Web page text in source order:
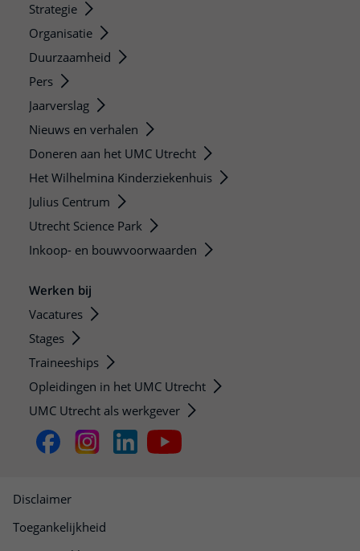
Strategie
Organisatie
Duurzaamheid
Pers
Jaarverslag
Nieuws en verhalen
Doneren aan het UMC Utrecht
Het Wilhelmina Kinderziekenhuis
Julius Centrum
Utrecht Science Park
Inkoop- en bouwvoorwaarden
Werken bij
Vacatures
Stages
Traineeships
Opleidingen in het UMC Utrecht
UMC Utrecht als werkgever
Disclaimer
Toegankelijkheid